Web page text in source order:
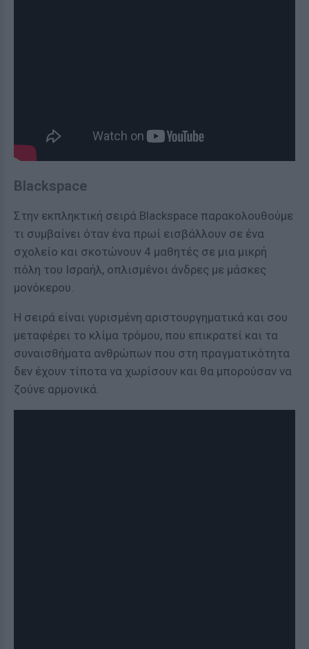
Βlackspace
Στην εκπληκτική σειρά Blackspace παρακολουθούμε
τι συμβαίνει όταν ένα πρωί εισβάλλουν σε ένα
σχολείο και σκοτώνουν 4 μαθητές σε μια μικρή
πόλη του Ισραήλ, οπλισμένοι άνδρες με μάσκες
μονόκερου.
Η σειρά είναι γυρισμένη αριστουργηματικά και σου
μεταφέρει το κλίμα τρόμου, που επικρατεί και τα
συναισθήματα ανθρώπων που στη πραγματικότητα
δεν έχουν τίποτα να χωρίσουν και θα μπορούσαν να
ζούνε αρμονικά.